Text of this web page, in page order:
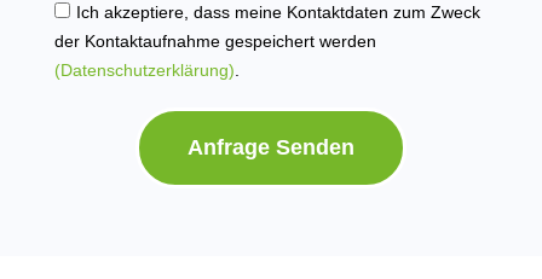
Ich akzeptiere, dass meine Kontaktdaten zum Zweck
der Kontaktaufnahme gespeichert werden
(Datenschutzerklärung)
Anfrage Senden